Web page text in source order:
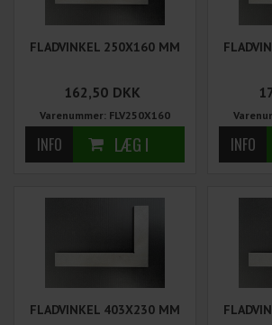
FLADVINKEL 250X160 MM
162,50 DKK
Varenummer: FLV250X160
FLADVINKEL 403X230 MM